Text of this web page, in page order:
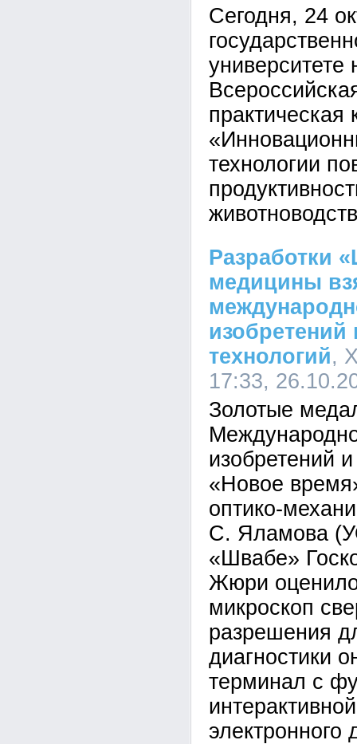
Сегодня, 24
университете
технологии
Разработки
медицины
технологий,
17:33,
Золотые
изобретений
«Новое
оптико-
С. Яламова
«Швабе»
Жюри
микроскоп
разрешения
диагностики
терминал с
электронного